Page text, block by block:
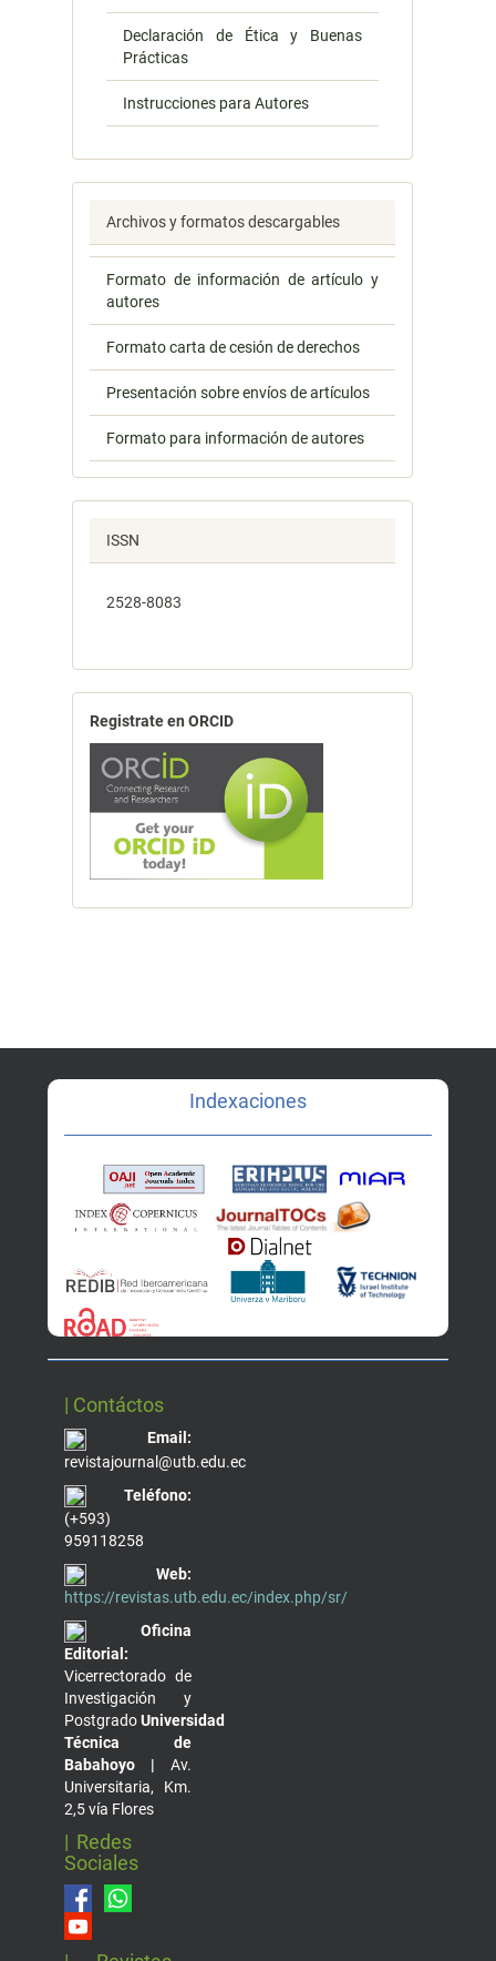
Declaración de Ética y Buenas
Prácticas
Instrucciones para Autores
Archivos y formatos descargables
Formato de información de artículo y
autores
Formato carta de cesión de derechos
Presentación sobre envíos de artículos
Formato para información de autores
ISSN
2528-8083
Registrate en ORCID
Indexaciones
| Contáctos
Email:
revistajournal@utb.edu.ec
Teléfono:
(+593)
959118258
Web:
https://revistas.utb.edu.ec/index.php/sr/
Oficina
Editorial:
Vicerrectorado de
Investigación y
PostgradoUniversidad
Técnica de
Babahoyo | Av.
Universitaria, Km.
2,5 vía Flores
| Redes
Sociales